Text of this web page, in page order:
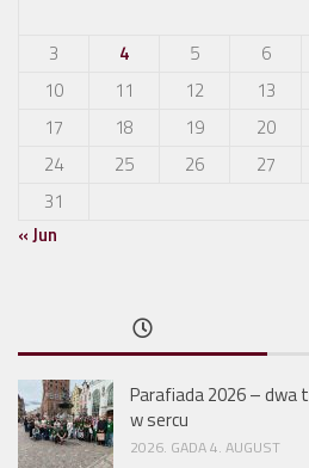
3
4 5 6
10
11 12 13
17
18 19 20
24
25 26 27
31
« Jun
Parafiada 2026 – dwa
w sercu
2026. GADA 4. AUGUST